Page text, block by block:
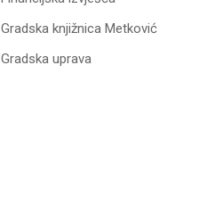
Gradska knjižnica Metković
Gradska uprava